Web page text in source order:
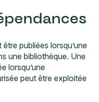
publiées lorsqu’une
une bibliothèque. Une
lorsqu’une
peut être exploitée